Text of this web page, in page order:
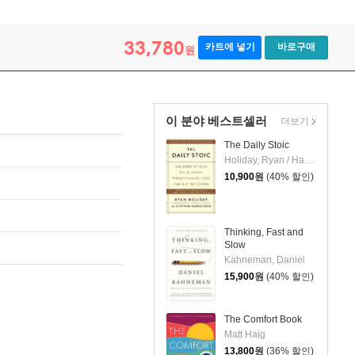
33,780원 카트에 넣기 바로구매
이 분야 베스트셀러
The Daily Stoic
Holiday, Ryan / Hanselman, Stephen
10,900원 (40% 할인)
Thinking, Fast and
Slow
Kahneman, Daniel
15,900원 (40% 할인)
The Comfort Book
Matt Haig
13,800원 (36% 할인)
더보기